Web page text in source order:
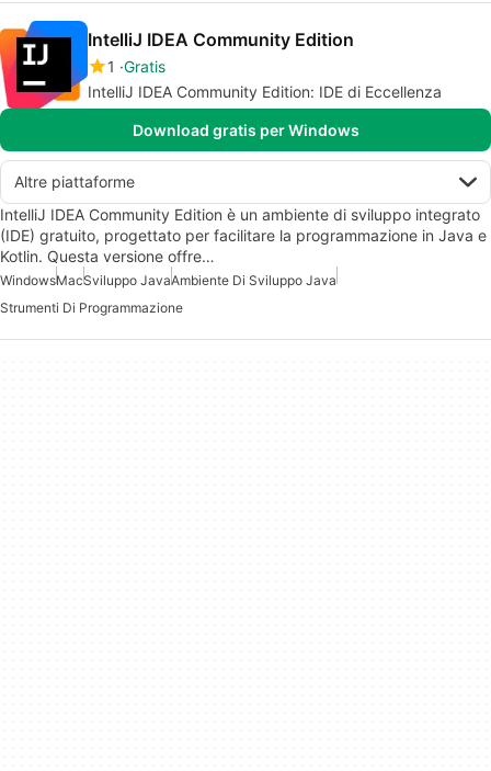
IntelliJ IDEA Community Edition
1 Gratis
IntelliJ IDEA Community Edition: IDE di Eccellenza
Download gratis per Windows
Altre piattaforme
IntelliJ IDEA Community Edition è un ambiente di sviluppo integrato
(IDE) gratuito, progettato per facilitare la programmazione in Java e
Kotlin. Questa versione offre…
WindowsMacSviluppo JavaAmbiente Di Sviluppo Java
Strumenti Di Programmazione